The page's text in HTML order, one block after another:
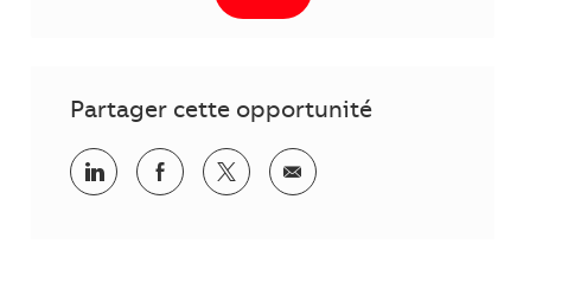
Partager cette opportunité
Partager via LinkedIn
Partager via Facebook
Partager via Twitter
Partager par courriel